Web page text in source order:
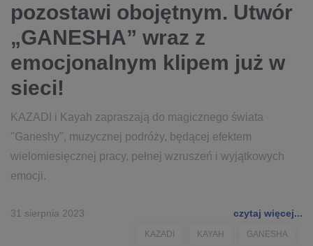
pozostawi obojętnym. Utwór
„GANESHA” wraz z
emocjonalnym klipem już w
sieci!
KAZADI i Kayah zapraszają do magicznego świata
"Ganeshy", muzycznej podróży, będącej efektem
wielomiesięcznej pracy, pełnej wzruszeń i wyjątkowych
emocji.
31 sierpnia 2023 czytaj więcej...
KAZADI KAYAH GANESHA